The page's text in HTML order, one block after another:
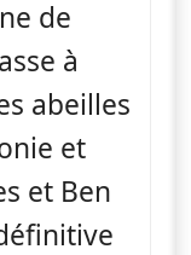
de
à
abeilles
et
et Ben